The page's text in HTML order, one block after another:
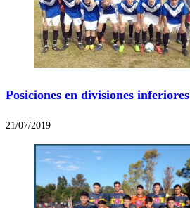
Posiciones en divisiones inferiores
21/07/2019